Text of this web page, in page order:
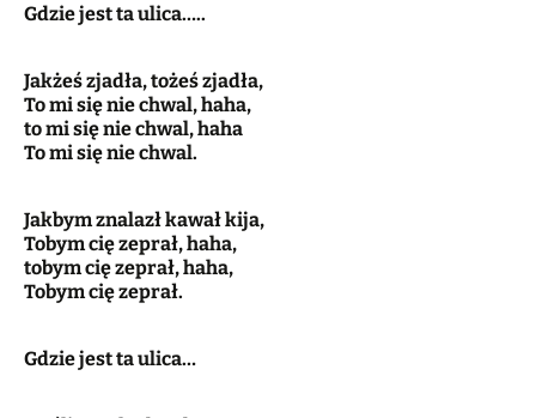
Gdzie jest ta ulica…..
Jakżeś zjadła, tożeś zjadła,
To mi się nie chwal, haha,
to mi się nie chwal, haha
To mi się nie chwal.
Jakbym znalazł kawał kija,
Tobym cię zeprał, haha,
tobym cię zeprał, haha,
Tobym cię zeprał.
Gdzie jest ta ulica…